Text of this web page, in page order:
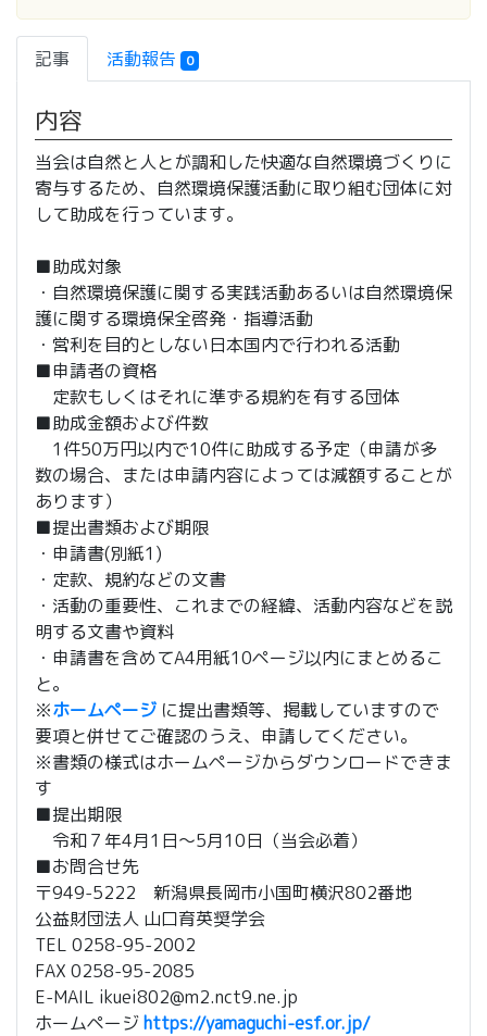
記事 活動報告 0
内容
当会は自然と人とが調和した快適な自然環境づくりに
寄与するため、自然環境保護活動に取り組む団体に対
して助成を行っています。
■助成対象
・自然環境保護に関する実践活動あるいは自然環境保
護に関する環境保全啓発・指導活動
・営利を目的としない日本国内で行われる活動
■申請者の資格
定款もしくはそれに準ずる規約を有する団体
■助成金額および件数
1件50万円以内で10件に助成する予定（申請が多
数の場合、または申請内容によっては減額することが
あります）
■提出書類および期限
・申請書(別紙1)
・定款、規約などの文書
・活動の重要性、これまでの経緯、活動内容などを説
明する文書や資料
・申請書を含めてA4用紙10ページ以内にまとめるこ
と。
※ホームページ に提出書類等、掲載していますので
要項と併せてご確認のうえ、申請してください。
※書類の様式はホームページからダウンロードできま
す
■提出期限
令和７年4月1日～5月10日（当会必着）
■お問合せ先
〒949-5222 新潟県長岡市小国町横沢802番地
公益財団法人 山口育英奨学会
TEL 0258-95-2002
FAX 0258-95-2085
E-MAIL ikuei802@m2.nct9.ne.jp
ホームページhttps://yamaguchi-esf.or.jp/